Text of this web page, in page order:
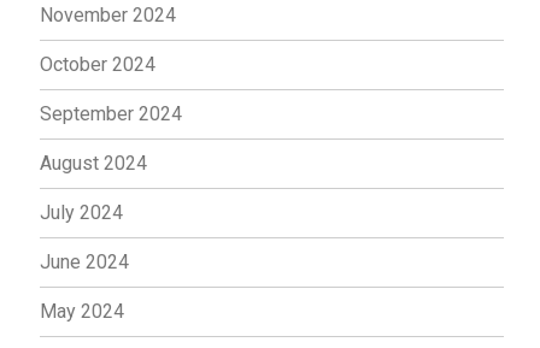
November 2024
October 2024
September 2024
August 2024
July 2024
June 2024
May 2024